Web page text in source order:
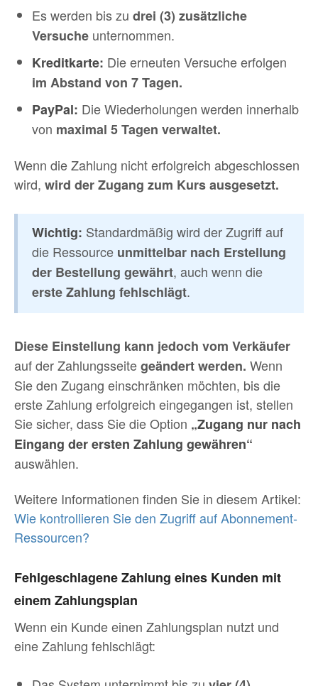
Es werden bis zu drei (3) zusätzliche
Versuche unternommen.
Kreditkarte: Die erneuten Versuche erfolgen
im Abstand von 7 Tagen.
PayPal: Die Wiederholungen werden innerhalb
von maximal 5 Tagen verwaltet.
Wenn die Zahlung nicht erfolgreich abgeschlossen
wird, wird der Zugang zum Kurs ausgesetzt.
Wichtig: Standardmäßig wird der Zugriff auf
die Ressource unmittelbar nach Erstellung
der Bestellung gewährt, auch wenn die
erste Zahlung fehlschlägt.
Diese Einstellung kann jedoch vom Verkäufer
auf der Zahlungsseitegeändert werden. Wenn
Sie den Zugang einschränken möchten, bis die
erste Zahlung erfolgreich eingegangen ist, stellen
Sie sicher, dass Sie die Option „Zugang nur nach
Eingang der ersten Zahlung gewähren“
auswählen.
Weitere Informationen finden Sie in diesem Artikel:
Wie kontrollieren Sie den Zugriff auf Abonnement-
Ressourcen?
Fehlgeschlagene Zahlung eines Kunden mit
einem Zahlungsplan
Wenn ein Kunde einen Zahlungsplan nutzt und
eine Zahlung fehlschlägt: